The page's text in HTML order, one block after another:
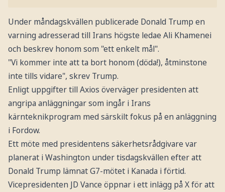
Under måndagskvällen publicerade Donald Trump en
varning adresserad till Irans högste ledae Ali Khamenei
och beskrev honom som "ett enkelt mål".
"Vi kommer inte att ta bort honom (döda!), åtminstone
inte tills vidare", skrev Trump.
Enligt uppgifter till Axios överväger presidenten att
angripa anläggningar som ingår i Irans
kärnteknikprogram med särskilt fokus på en anläggning
i Fordow.
Ett möte med presidentens säkerhetsrådgivare var
planerat i Washington under tisdagskvällen efter att
Donald Trump lämnat G7-mötet i Kanada i förtid.
Vicepresidenten JD Vance öppnar i ett inlägg på X för att